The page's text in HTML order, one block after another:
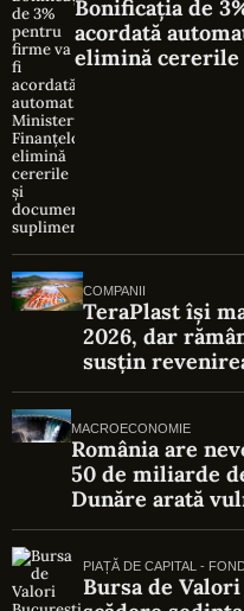
Bonificația de
acordată
elimină cererile
COMPANII
TeraPlast își
2026, dar
susțin
MACROECONOMIE
România are
50 de miliarde
Dunăre arată
energetic
PIAȚĂ DE CAPITAL -
Bursa de